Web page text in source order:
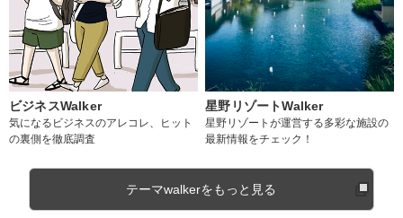
ビジネスWalker
気になるビジネスのアレコレ、ヒット
の裏側を徹底調査
星野リゾートWalker
星野リゾートが運営する多彩な施設の
最新情報をチェック！
テーマwalkerをもっと見る